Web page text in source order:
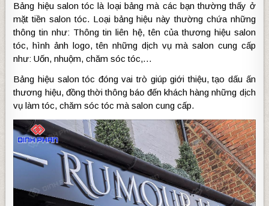
Bảng hiệu salon tóc là loại bảng mà các bạn thường thấy ở
mặt tiền salon tóc. Loại bảng hiệu này thường chứa những
thông tin như: Thông tin liên hệ, tên của thương hiệu salon
tóc, hình ảnh logo, tên những dịch vụ mà salon cung cấp
như: Uốn, nhuộm, chăm sóc tóc,…
Bảng hiệu salon tóc đóng vai trò giúp giới thiệu, tạo dấu ấn
thương hiệu, đồng thời thông báo đến khách hàng những dịch
vụ làm tóc, chăm sóc tóc mà salon cung cấp.